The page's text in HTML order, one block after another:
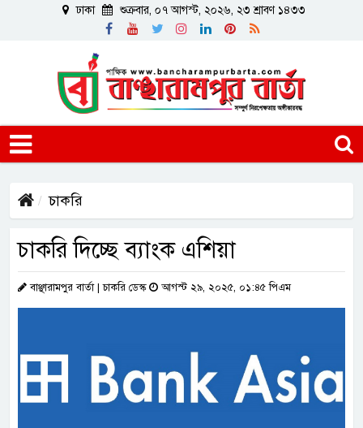
ঢাকা শুক্রবার, ০৭ আগস্ট, ২০২৬, ২৩ শ্রাবণ ১৪৩৩
চাকরি
চাকরি দিচ্ছে ব্যাংক এশিয়া
বাঞ্ছারামপুর বার্তা | চাকরি ডেস্ক আগস্ট ২৯, ২০২৫, ০১:৪৫ পিএম